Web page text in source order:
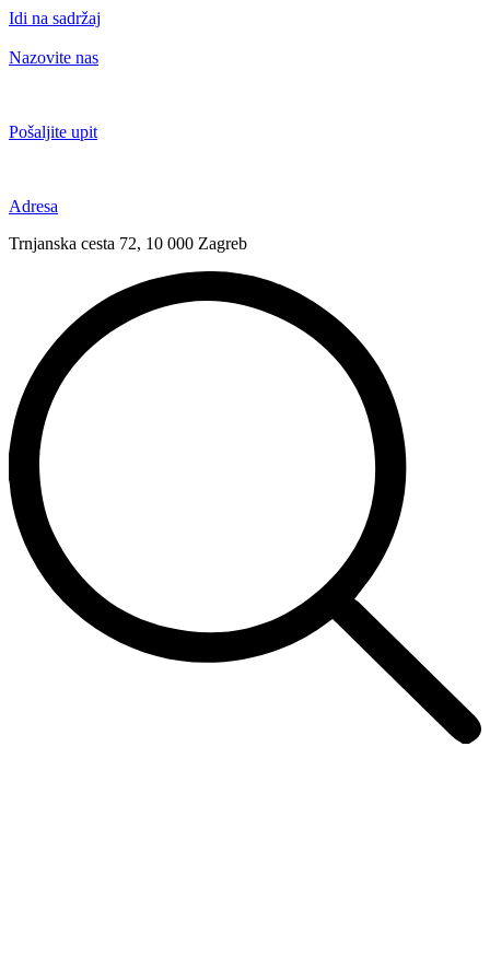
Idi na sadržaj
Nazovite nas
Pošaljite upit
Adresa
Trnjanska cesta 72, 10 000 Zagreb